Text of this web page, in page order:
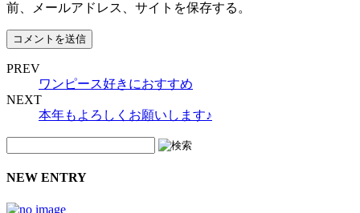
前、メールアドレス、サイトを保存する。
PREV
ワンピース好きにおすすめ
NEXT
本年もよろしくお願いします♪
NEW ENTRY